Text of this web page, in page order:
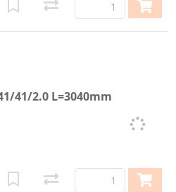
41/2.0 L=3040mm